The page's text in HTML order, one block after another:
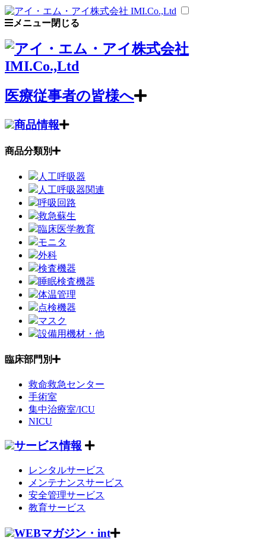
メニュー閉じる
医療従事者の皆様へ
商品情報
商品分類別
人工呼吸器
人工呼吸器関連
呼吸回路
救急蘇生
臨床医学教育
モニタ
外科
検査機器
睡眠検査機器
体温管理
点検機器
マスク
設備用機材・他
臨床部門別
救命救急センター
手術室
集中治療室/ICU
NICU
サービス情報
レンタルサービス
メンテナンスサービス
安全管理サービス
教育サービス
WEBマガジン・int